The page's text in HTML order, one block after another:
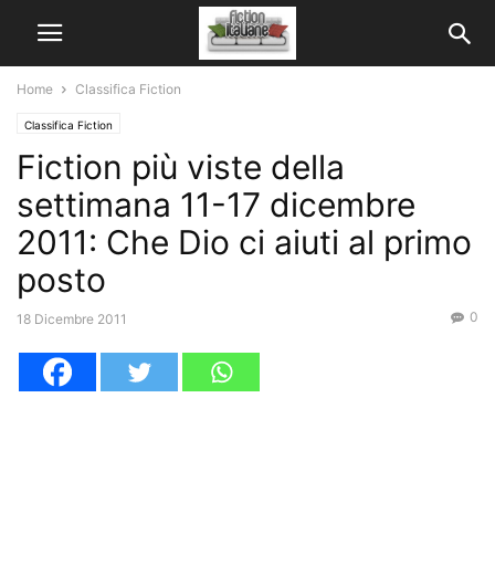
Home Classifica Fiction
Classifica Fiction
Fiction più viste della
settimana 11-17 dicembre
2011: Che Dio ci aiuti al primo
posto
18 Dicembre 2011 0